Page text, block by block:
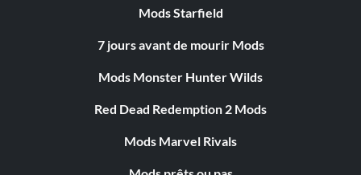
Mods Starfield
7 jours avant de mourir Mods
Mods Monster Hunter Wilds
Red Dead Redemption 2 Mods
Mods Marvel Rivals